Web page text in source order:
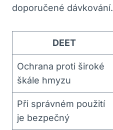
doporučené dávkování.
DEET
Ochrana proti široké
škále hmyzu
Při správném použití
je bezpečný